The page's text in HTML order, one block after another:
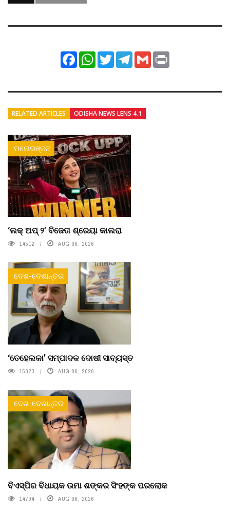
FacebookWhatsApp
TwitterTelegram
Gmail
RELATED ARTICLES ODISHA NEWS LENS 4.1
ମନୋରଞ୍ଜନ
‘ଲକ୍ ଅପ୍ ୨’ ବିଜେତା ଶ୍ରେୟା କାଲରା
14512 AUG 06, 2026
ଦେଶ-ଦେଶାନ୍ତର
‘ତେହେଲକା’ ସମ୍ପାଦକ ଦୋଷୀ ସାବ୍ୟସ୍ତ
15023 AUG 06, 2026
ଦେଶ-ଦେଶାନ୍ତର
ବିଏସ୍‌ପିର ବିଧାୟକ ଉମା ଶଙ୍କର ସିଂହଙ୍କ ପରଲୋକ
14794 AUG 06, 2026